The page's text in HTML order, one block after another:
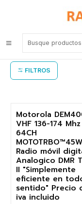
Radio Digital
FILTROS
-17%
Motorola
VHF 136-174 Mhz
64CH
MOTOTRBO™45W
Radio móvil
Analogico DMR
II "Simplemente
eficiente en
sentido" Precio
iva incluido